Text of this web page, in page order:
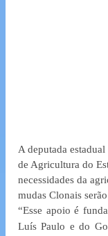
A deputada
de Agricultura do
necessidades da
mudas Clonais
“Esse apoio é
Luís Paulo e do